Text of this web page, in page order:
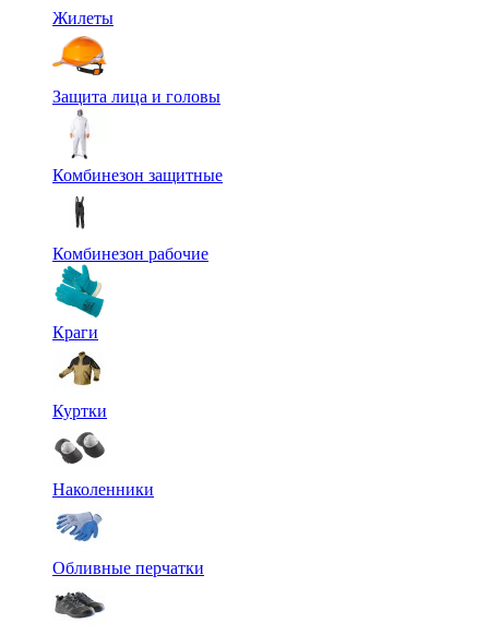
Жилеты
Защита лица и головы
Комбинезон защитные
Комбинезон рабочие
Краги
Куртки
Наколенники
Обливные перчатки